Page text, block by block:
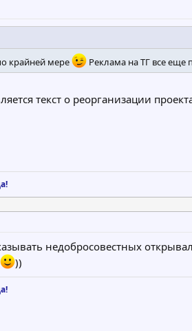
крайней мере
Реклама на ТГ все еще
текст о реорганизации
недобросовестных
))